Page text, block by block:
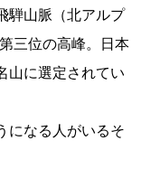
騨山脈（北アルプ
三位の高峰。日本
山に選定されてい
になる人がいるそ